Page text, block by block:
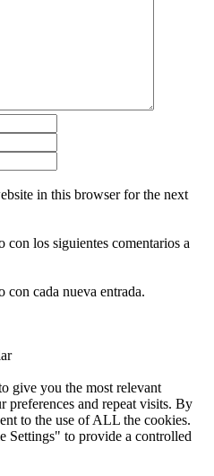
in this browser for the next
los siguientes comentarios a
cada nueva entrada.
give you the most relevant
preferences and repeat visits. By
to the use of ALL the cookies.
Settings" to provide a controlled